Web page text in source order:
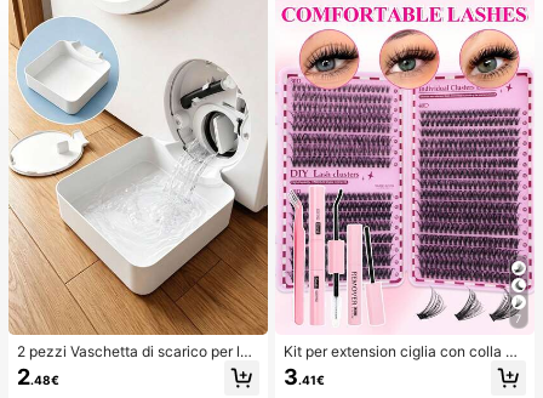
2 pezzi Vaschetta di scarico per lav
atrice, Tappetino di protezione imp
ermeabile per pavimento della lava
2.48€
7
Kit per extension ciglia con colla a
doppia estremità/640 ciuffi di ciglia
finte in visone sintetico fai-da-te, ri
3.41€